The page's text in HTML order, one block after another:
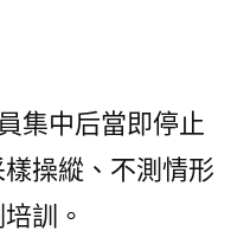
中后當即停止
操縱、不測情形
訓。